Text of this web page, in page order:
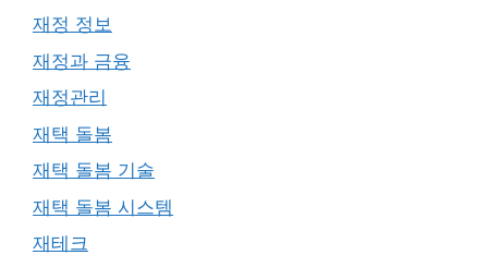
재정 정보
재정과 금융
재정관리
재택 돌봄
재택 돌봄 기술
재택 돌봄 시스템
재테크